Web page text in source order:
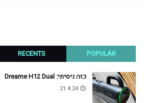
POPULAR
RECENTS
כזה ניסיתי: Dreame H12 Dual
21.4.24